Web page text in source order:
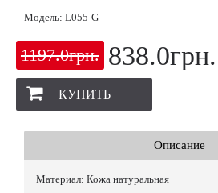
Модель: L055-G
1197.0грн. 838.0грн.
КУПИТЬ
Описание
Материал: Кожа натуральная